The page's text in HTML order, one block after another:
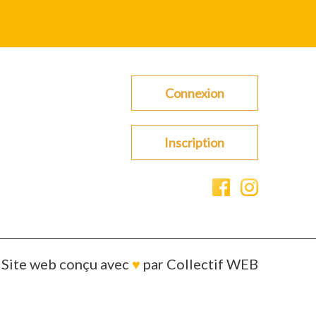
Connexion
Inscription
Site web conçu avec ♥ par Collectif WEB